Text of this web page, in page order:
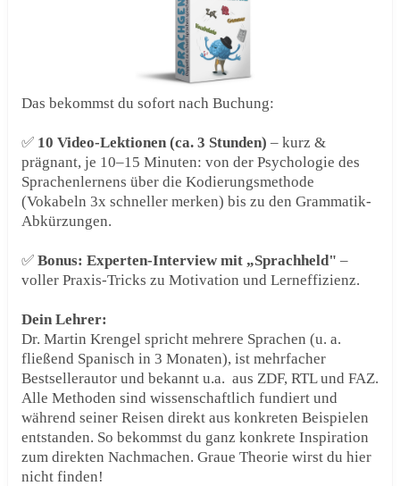
Das bekommst du sofort nach Buchung:
✅ 10 Video-Lektionen (ca. 3 Stunden) – kurz &
prägnant, je 10–15 Minuten: von der Psychologie des
Sprachenlernens über die Kodierungsmethode
(Vokabeln 3x schneller merken) bis zu den Grammatik-
Abkürzungen.
✅ Bonus: Experten-Interview mit „Sprachheld" –
voller Praxis-Tricks zu Motivation und Lerneffizienz.
Dein Lehrer:
Dr. Martin Krengel spricht mehrere Sprachen (u. a.
fließend Spanisch in 3 Monaten), ist mehrfacher
Bestsellerautor und bekannt u.a. aus ZDF, RTL und FAZ.
Alle Methoden sind wissenschaftlich fundiert und
während seiner Reisen direkt aus konkreten Beispielen
entstanden. So bekommst du ganz konkrete Inspiration
zum direkten Nachmachen. Graue Theorie wirst du hier
nicht finden!